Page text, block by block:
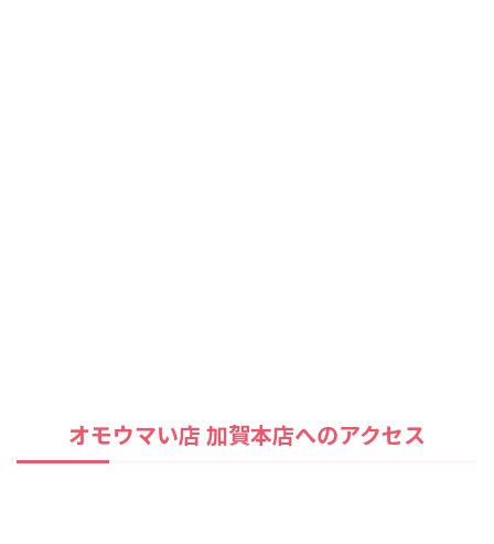
オモウマい店 加賀本店へのアクセス